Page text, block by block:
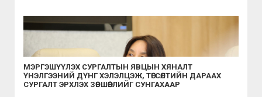
МЭРГЭШҮҮЛЭХ СУРГАЛТЫН ЯВЦЫН ХЯНАЛТ
ҮНЭЛГЭЭНИЙ ДҮНГ ХЭЛЭЛЦЭЖ, ТӨГСӨЛТИЙН ДАРААХ
СУРГАЛТ ЭРХЛЭХ ЗӨВШӨӨРЛИЙГ СУНГАХААР